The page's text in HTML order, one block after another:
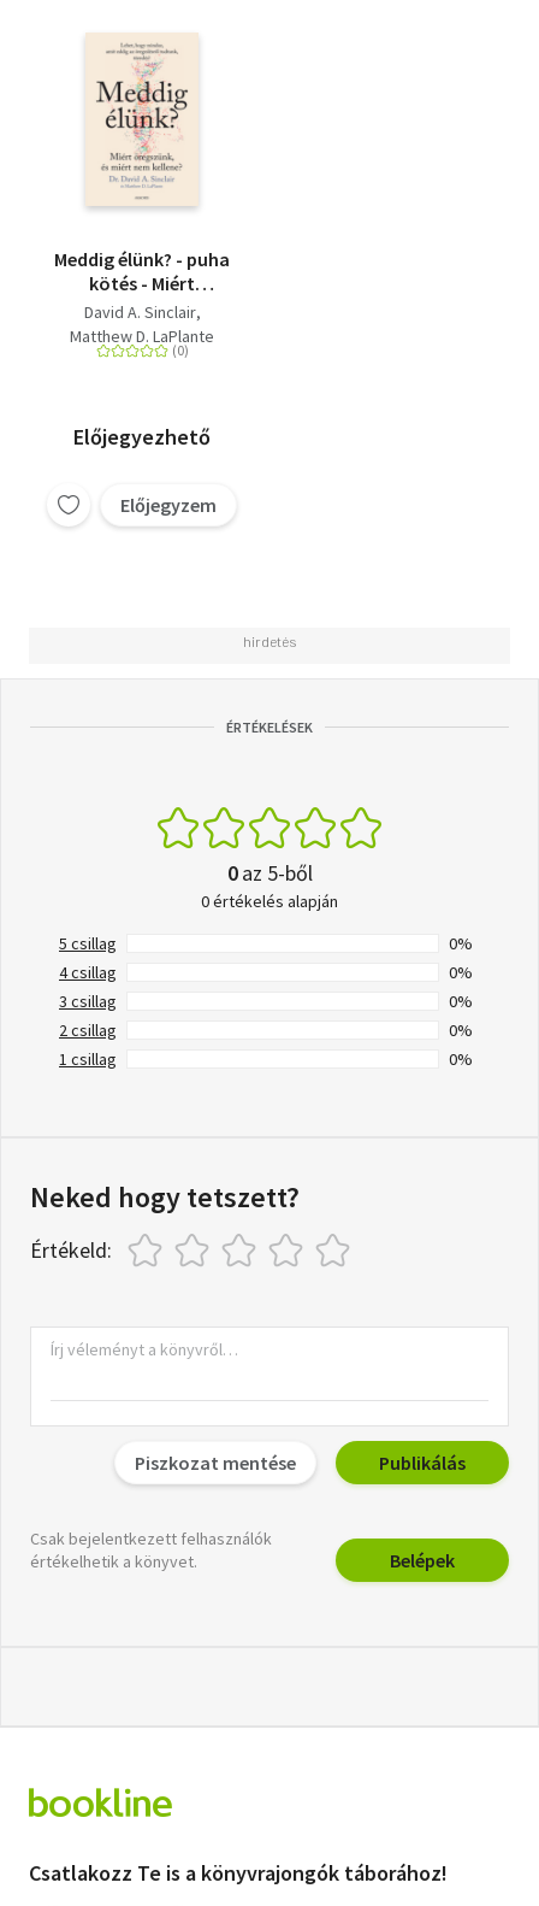
Meddig élünk? - puha
kötés - Miért
öregszünk, és miért
nem kellene?
David A. Sinclair
Matthew D. LaPlante
Előjegyezhető
Előjegyzem
ÉRTÉKELÉSEK
0az 5-ből
0 értékelés alapján
5 csillag
0%
4 csillag
0%
3 csillag
0%
2 csillag
0%
1 csillag
0%
Neked hogy tetszett?
Értékeld:
Piszkozat mentése Publikálás
Csak bejelentkezett felhasználók
értékelhetik a könyvet.
Belépek
Csatlakozz Te is a könyvrajongók táborához!